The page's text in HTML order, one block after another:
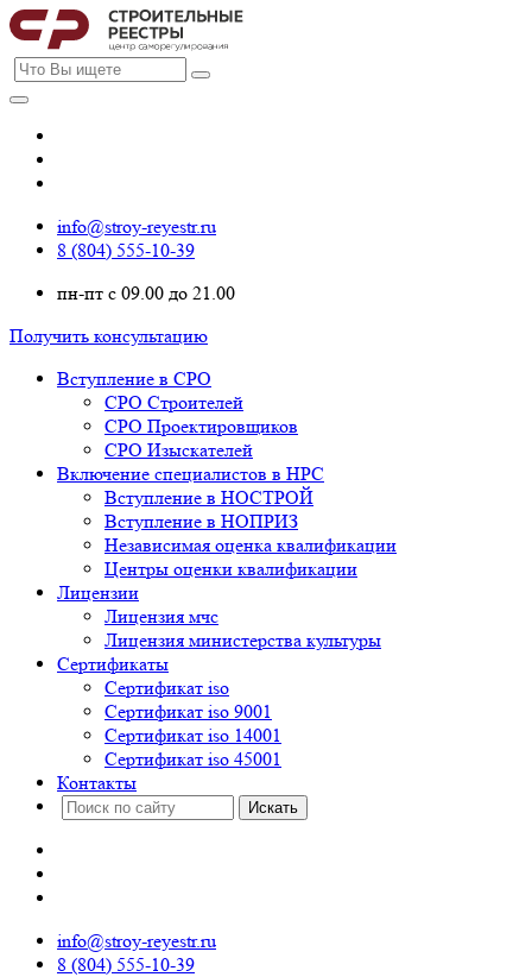
info@stroy-reyestr.ru
8 (804) 555-10-39
пн-пт с 09.00 до 21.00
Получить консультацию
Вступление в СРО
СРО Строителей
СРО Проектировщиков
СРО Изыскателей
Включение специалистов в НРС
Вступление в НОСТРОЙ
Вступление в НОПРИЗ
Независимая оценка квалификации
Центры оценки квалификации
Лицензии
Лицензия мчс
Лицензия министерства культуры
Сертификаты
Сертификат iso
Сертификат iso 9001
Сертификат iso 14001
Сертификат iso 45001
Контакты
info@stroy-reyestr.ru
8 (804) 555-10-39